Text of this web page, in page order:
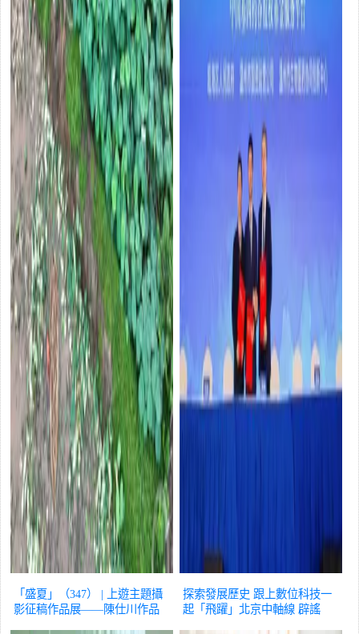
「盛夏」（347） | 上遊主題攝
影征稿作品展——陳仕川作品
探索發展歷史 跟上數位科技一
起「飛躍」北京中軸線 辟謠